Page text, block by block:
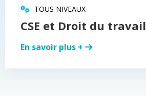
TOUS NIVEAUX
CSE et Droit du travail
En savoir plus +